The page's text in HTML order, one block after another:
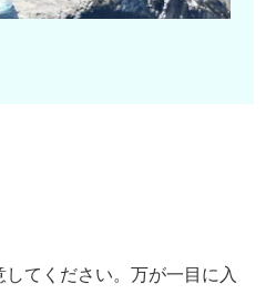
てください。万が一目に入